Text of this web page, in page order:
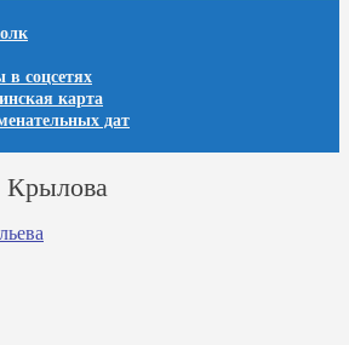
соцсетях
карта
дат